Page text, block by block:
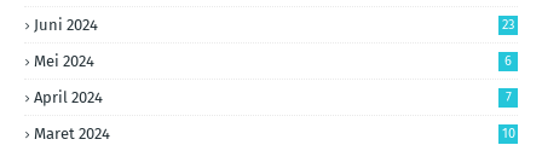
Juni 2024 23
Mei 2024 6
April 2024 7
Maret 2024 10